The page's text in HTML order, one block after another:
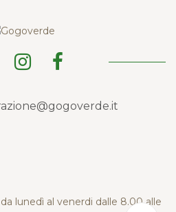
lunedì al venerdi dalle 8.00 alle